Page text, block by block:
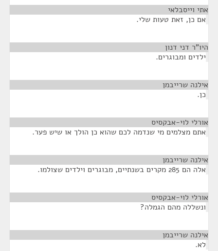
אתי וייסבלאי
אם כן, זאת טעות שלי.
היו"ר דני דנון
ילדים ומבוגרים.
אילנה שרייבמן
כן.
אורלי לוי-אבקסיס
אתם מצלמים מי שנדמה לכם שהוא כן הולך או שיש פער.
אילנה שרייבמן
אלה הם 285 מקרים בשנתיים, מבוגרים וילדים שצולמו.
אורלי לוי-אבקסיס
ונשללה מהם הגמלה?
אילנה שרייבמן
לא.